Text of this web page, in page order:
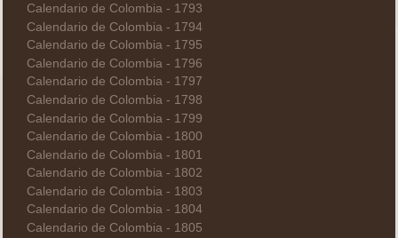
Calendario de Colombia - 1793
Calendario de Colombia - 1794
Calendario de Colombia - 1795
Calendario de Colombia - 1796
Calendario de Colombia - 1797
Calendario de Colombia - 1798
Calendario de Colombia - 1799
Calendario de Colombia - 1800
Calendario de Colombia - 1801
Calendario de Colombia - 1802
Calendario de Colombia - 1803
Calendario de Colombia - 1804
Calendario de Colombia - 1805